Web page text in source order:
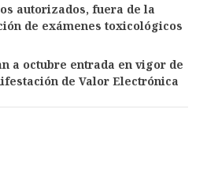
autorizados, fuera de la
de exámenes toxicológicos
a octubre entrada en vigor de
de Valor Electrónica